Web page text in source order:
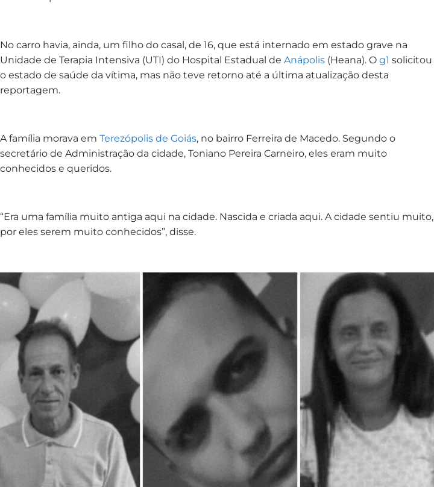
No carro havia, ainda, um filho do casal, de 16, que está internado em estado grave na
Unidade de Terapia Intensiva (UTI) do Hospital Estadual de Anápolis (Heana). O g1 solicitou
o estado de saúde da vítima, mas não teve retorno até a última atualização desta
reportagem.
A família morava em Terezópolis de Goiás, no bairro Ferreira de Macedo. Segundo o
secretário de Administração da cidade, Toniano Pereira Carneiro, eles eram muito
conhecidos e queridos.
“Era uma família muito antiga aqui na cidade. Nascida e criada aqui. A cidade sentiu muito,
por eles serem muito conhecidos”, disse.